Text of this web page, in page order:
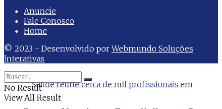
pavimentação no bairro Camata, em Pedro
Canário
Anuncie
Fale Conosco
Home
© 2023 - Desenvolvido porWebmundo Soluções
Interativas
No Result
View All Result